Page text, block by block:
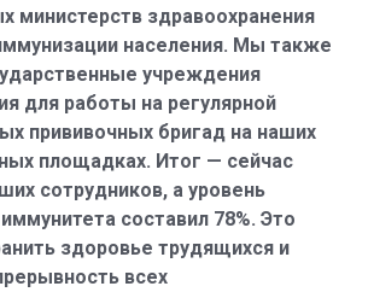
министерств здравоохранения
населения. Мы также
учреждения
для работы на регулярной
прививочных бригад на наших
площадках. Итог — сейчас
сотрудников, а уровень
составил 78%. Это
здоровье трудящихся и
всех